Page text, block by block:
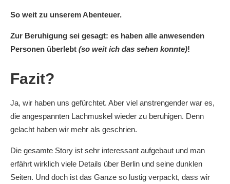
So weit zu unserem Abenteuer.
Zur Beruhigung sei gesagt: es haben alle anwesenden
Personen überlebt (so weit ich das sehen konnte)!
Fazit?
Ja, wir haben uns gefürchtet. Aber viel anstrengender war es,
die angespannten Lachmuskel wieder zu beruhigen. Denn
gelacht haben wir mehr als geschrien.
Die gesamte Story ist sehr interessant aufgebaut und man
erfährt wirklich viele Details über Berlin und seine dunklen
Seiten. Und doch ist das Ganze so lustig verpackt, dass wir